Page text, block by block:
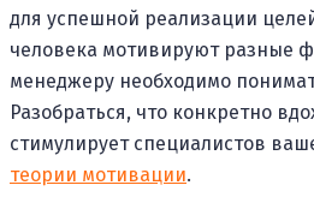
для успешной реализации
человека мотивируют разные
менеджеру необходимо
Разобраться, что конкретно
стимулирует специалистов
теории мотивации.